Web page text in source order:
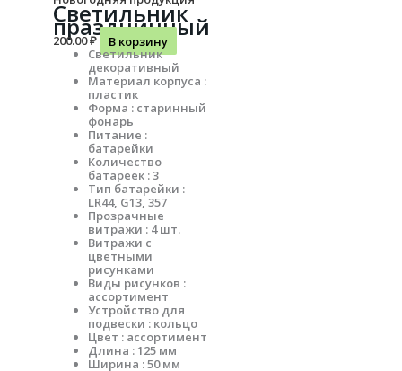
Светильник
праздничный
200.00₽
В корзину
Светильник
декоративный
Материал корпуса :
пластик
Форма : старинный
фонарь
Питание :
батарейки
Количество
батареек : 3
Тип батарейки :
LR44, G13, 357
Прозрачные
витражи : 4 шт.
Витражи с
цветными
рисунками
Виды рисунков :
ассортимент
Устройство для
подвески : кольцо
Цвет : ассортимент
Длина : 125 мм
Ширина : 50 мм